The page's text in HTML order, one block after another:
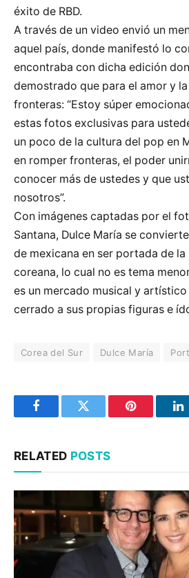
éxito de RBD.
A través de un video envió un
aquel país, donde manifestó lo
encontraba con dicha edición
demostrado que para el amor y
fronteras: “Estoy súper
estas fotos exclusivas para
un poco de la cultura del pop en
en romper fronteras, el poder
conocer más de ustedes y que
nosotros”.
Con imágenes captadas por el
Santana, Dulce María se
de mexicana en ser portada de
coreana, lo cual no es tema
es un mercado musical y
cerrado a sus propias figuras e
Corea del Sur Dulce María
FacebookTwitter Pinterest
RELATED POSTS